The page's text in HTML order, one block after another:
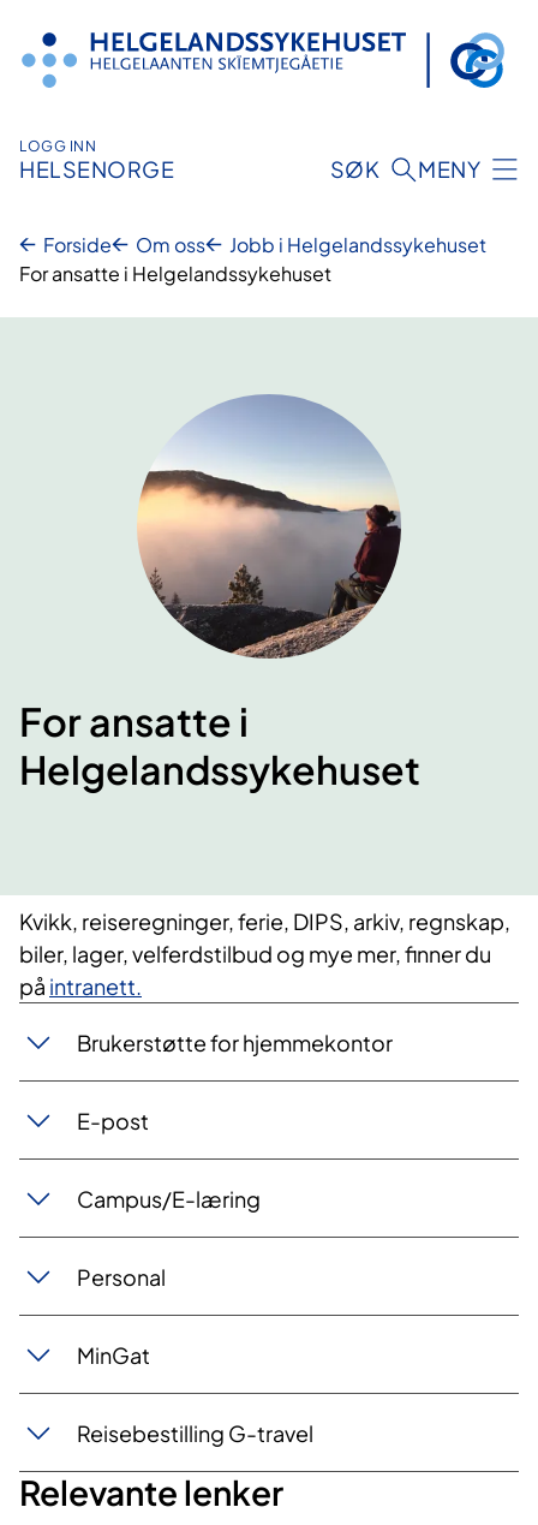
innhold
LOGG INN
HELSENORGE SØK MENY
Forside Om oss
Jobb i Helgelandssykehuset
For ansatte i Helgelandssykehuset
For ansatte i
Helgelandssykehuset
Kvikk, reiseregninger, ferie, DIPS, arkiv, regnskap,
biler, lager, velferdstilbud og mye mer, finner du
på intranett.
Brukerstøtte for hjemmekontor
E-post
Campus/E-læring
Personal
MinGat
Reisebestilling G-travel
Relevante lenker